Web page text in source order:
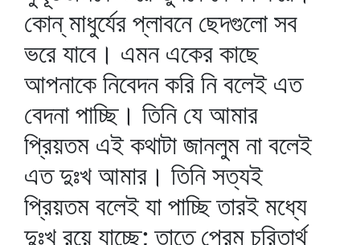
কোন্‌ মাধুর্যের প্লাবনে ছেদগুলো সব
ভরে যাবে। এমন একের কাছে
আপনাকে নিবেদন করি নি বলেই এত
বেদনা পাচ্ছি। তিনি যে আমার
প্রিয়তম এই কথাটা জানলুম না বলেই
এত দুঃখ আমার। তিনি সত্যই
প্রিয়তম বলেই যা পাচ্ছি তারই মধ্যে
দুঃখ রয়ে যাচ্ছে; তাতে প্রেম চরিতার্থ